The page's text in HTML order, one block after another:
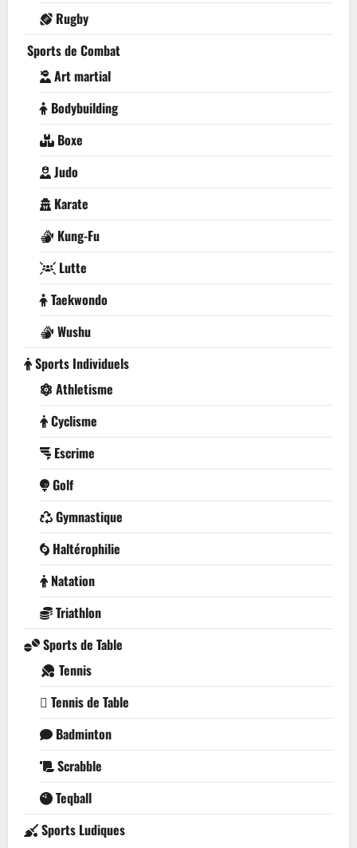
Rugby
Sports de Combat
Art martial
Bodybuilding
Boxe
Judo
Karate
Kung-Fu
Lutte
Taekwondo
Wushu
Sports Individuels
Athletisme
Cyclisme
Escrime
Golf
Gymnastique
Haltérophilie
Natation
Triathlon
Sports de Table
Tennis
Tennis de Table
Badminton
Scrabble
Teqball
Sports Ludiques